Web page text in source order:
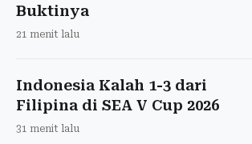
Buktinya
21 menit lalu
Indonesia Kalah 1-3 dari
Filipina di SEA V Cup 2026
31 menit lalu